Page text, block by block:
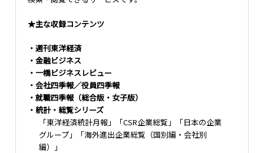
★主な収録コンテンツ
・週刊東洋経済
・金融ビジネス
・一橋ビジネスレビュー
・会社四季報／役員四季報
・就職四季報（総合版・女子版）
・統計・総覧シリーズ
「東洋経済統計月報」「CSR企業総覧」「日本の企業
グループ」「海外進出企業総覧（国別編・会社別
編）」